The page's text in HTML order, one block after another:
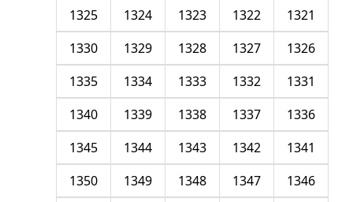
1321
1322
1323
1324
1325
1326
1327
1328
1329
1330
1331
1332
1333
1334
1335
1336
1337
1338
1339
1340
1341
1342
1343
1344
1345
1346
1347
1348
1349
1350